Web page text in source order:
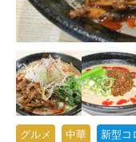
グルメ 中華 新型コ